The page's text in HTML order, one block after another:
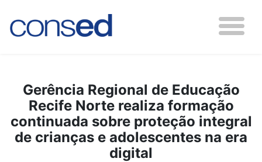
Gerência Regional de Educação
Recife Norte realiza formação
continuada sobre proteção integral
de crianças e adolescentes na era
digital